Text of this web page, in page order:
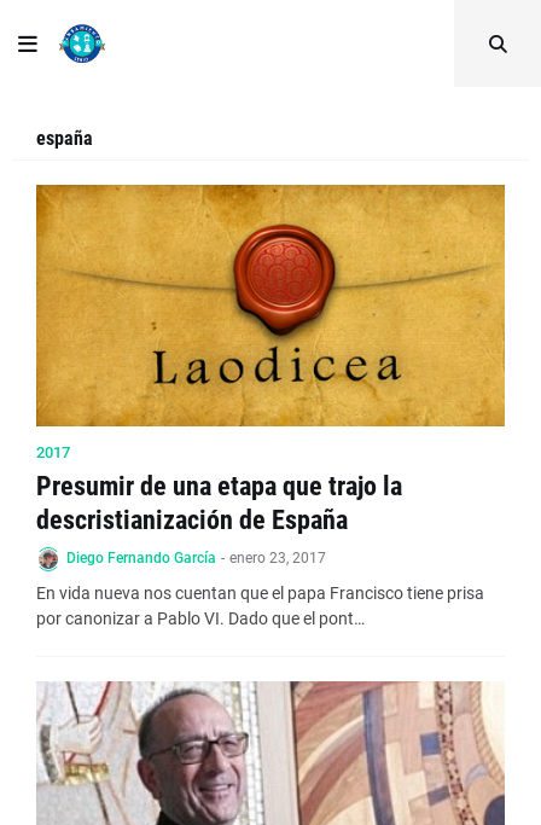
españa
2017
Presumir de una etapa que trajo la
descristianización de España
Diego Fernando García - enero 23, 2017
En vida nueva nos cuentan que el papa Francisco tiene prisa
por canonizar a Pablo VI. Dado que el pont…